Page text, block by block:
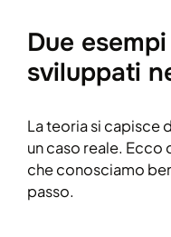
Due
sviluppati
La teoria si capisce
un caso reale. Ecco
che conosciamo
passo.